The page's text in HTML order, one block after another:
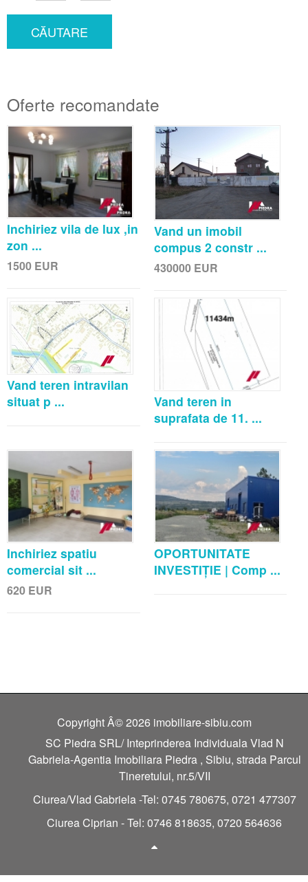
CĂUTARE
Oferte recomandate
Inchiriez vila de lux ,in
zon ...
1500 EUR
Vand un imobil
compus 2 constr ...
430000 EUR
Vand teren intravilan
situat p ...
Vand teren in
suprafata de 11. ...
Inchiriez spatiu
comercial sit ...
620 EUR
OPORTUNITATE
INVESTIȚIE | Comp ...
Copyright Â© 2026 imobiliare-sibiu.com
SC Piedra SRL/ Inteprinderea Individuala Vlad N
Gabriela-Agentia Imobiliara Piedra , Sibiu, strada Parcul
Tineretului, nr.5/VII
Ciurea/Vlad Gabriela -Tel: 0745 780675, 0721 477307
Ciurea Ciprian - Tel: 0746 818635, 0720 564636